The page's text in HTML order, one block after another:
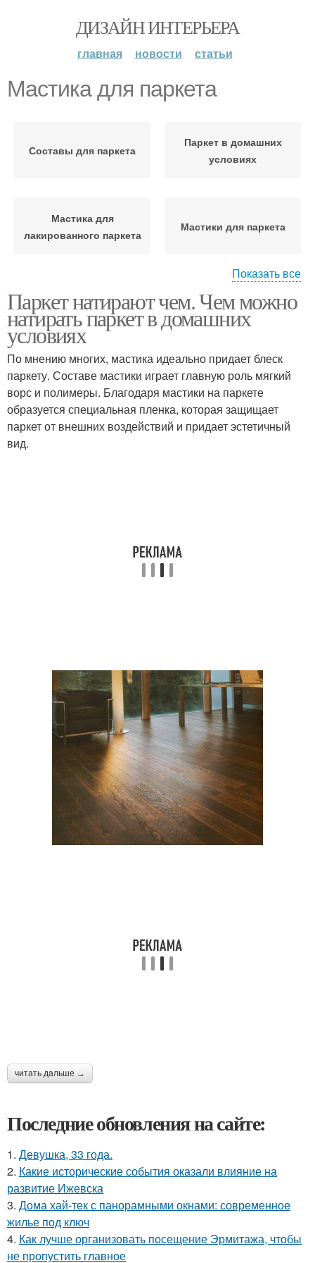
ДИЗАЙН ИНТЕРЬЕРА
главная новости статьи
Мастика для паркета
Составы для паркета
Паркет в домашних
условиях
Мастика для
лакированного паркета
Мастики для паркета
Жидкая мастика Полимерные мастики
Мастика для укладки Паркет на мастике
Показать все
Паркет натирают чем. Чем можно
натирать паркет в домашних
условиях
По мнению многих, мастика идеально придает блеск
паркету. Составе мастики играет главную роль мягкий
ворс и полимеры. Благодаря мастики на паркете
образуется специальная пленка, которая защищает
паркет от внешних воздействий и придает эстетичный
вид.
читать дальше →
Последние обновления на сайте:
1. Девушка, 33 года.
2. Какие исторические события оказали влияние на
развитие Ижевска
3. Дома хай-тек с панорамными окнами: современное
жилье под ключ
4. Как лучше организовать посещение Эрмитажа, чтобы
не пропустить главное